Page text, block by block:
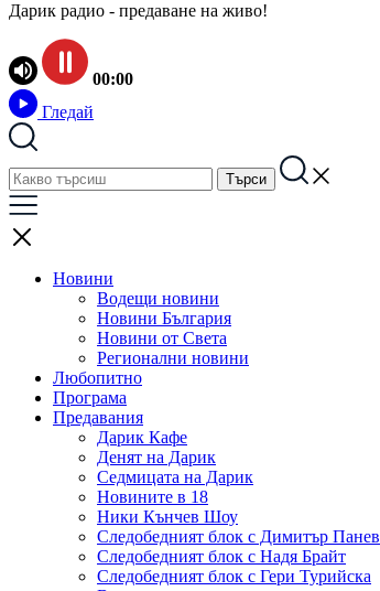
Дарик радио - предаване на живо!
00:00
Гледай
Новини
Водещи новини
Новини България
Новини от Света
Регионални новини
Любопитно
Програма
Предавания
Дарик Кафе
Денят на Дарик
Седмицата на Дарик
Новините в 18
Ники Кънчев Шоу
Следобедният блок с Димитър Панев
Следобедният блок с Надя Брайт
Следобедният блок с Гери Турийска